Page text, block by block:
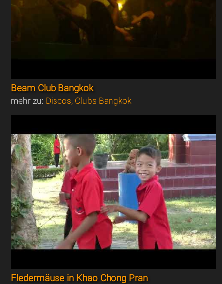
Beam Club Bangkok
mehr zu: Discos, Clubs Bangkok
Fledermäuse in Khao Chong Pran